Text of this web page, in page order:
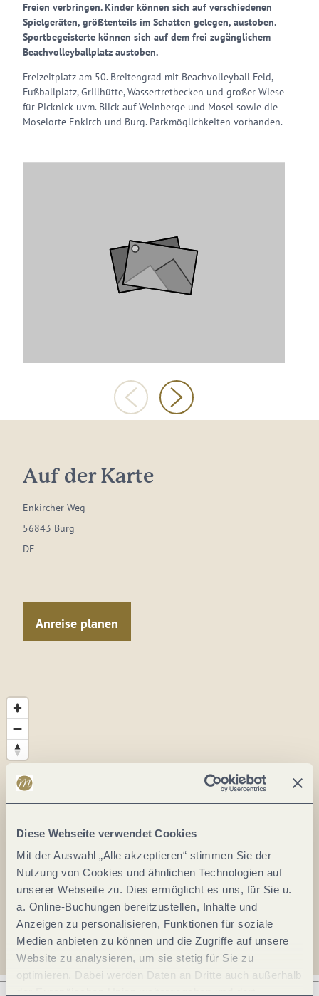
Diese Webseite verwendet Cookies
Mit der Auswahl „Alle akzeptieren“ stimmen Sie der
Nutzung von Cookies und ähnlichen Technologien auf
unserer Webseite zu. Dies ermöglicht es uns, für Sie u.
a. Online-Buchungen bereitzustellen, Inhalte und
Anzeigen zu personalisieren, Funktionen für soziale
Medien anbieten zu können und die Zugriffe auf unsere
Website zu analysieren, um sie stetig für Sie zu
optimieren. Dabei werden Daten an Dritte auch außerhalb
Freien verbringen. Kinder können sich auf verschiedenen
Spielgeräten, größtenteils im Schatten gelegen, austoben.
Sportbegeisterte können sich auf dem frei zugänglichem
Beachvolleyballplatz austoben.
Freizeitplatz am 50. Breitengrad mit Beachvolleyball Feld,
Fußballplatz, Grillhütte, Wassertretbecken und großer Wiese
für Picknick uvm. Blick auf Weinberge und Mosel sowie die
Moselorte Enkirch und Burg. Parkmöglichkeiten vorhanden.
Auf der Karte
Enkircher Weg
56843 Burg
DE
Anreise planen